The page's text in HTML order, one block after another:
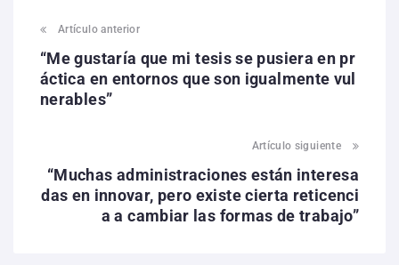
Artículo anterior
“Me gustaría que mi tesis se pusiera en pr
áctica en entornos que son igualmente vul
nerables”
Artículo siguiente
“Muchas administraciones están interesa
das en innovar, pero existe cierta reticenci
a a cambiar las formas de trabajo”